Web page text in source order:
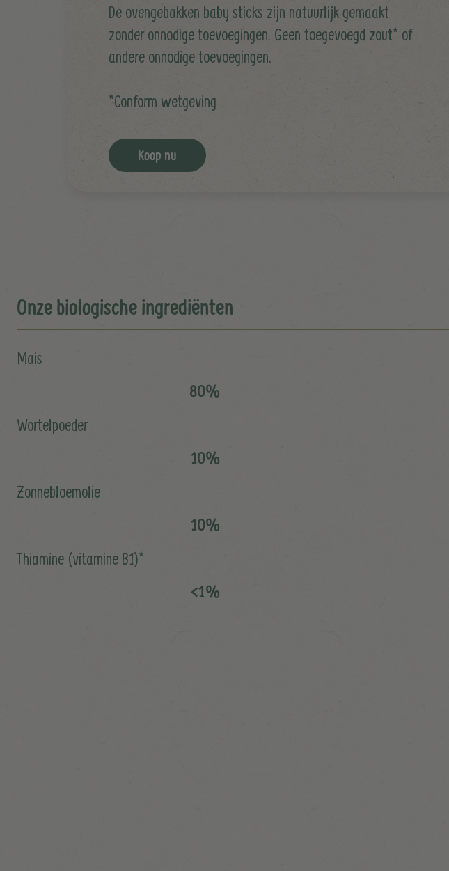
De ovengebakken baby sticks zijn natuurlijk gemaakt
zonder onnodige toevoegingen. Geen toegevoegd zout* of
andere onnodige toevoegingen.
*Conform wetgeving
Koop nu
Onze biologische ingrediënten
Mais
80%
Wortelpoeder
10%
Zonnebloemolie
10%
Thiamine (vitamine B1)*
<1%